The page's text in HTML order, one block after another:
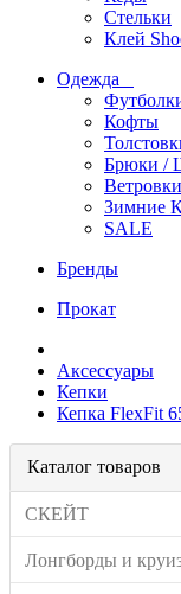
Стельки
Клей
Одежда
Кофты
Брюки /
Зимние
SALE
Бренды
Прокат
Аксессуары
Кепки
Кепка FlexFit
Каталог товаров
СКЕЙТ
Лонгборды и